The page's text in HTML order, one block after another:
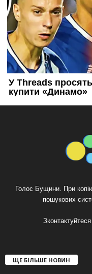
Голос Бущини. При
пошукових
ЩЕ БІЛЬШЕ НОВИН